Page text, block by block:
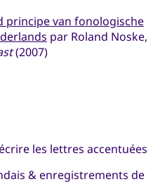
principe van fonologische
par Roland Noske,
(2007)
les lettres accentuées
& enregistrements de